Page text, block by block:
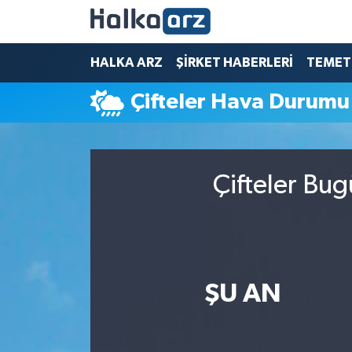
HALKA ARZ ŞİRKET HABERLERİ
Çifteler Hava Durumu
Çifteler
ŞU AN
HALKA ARZ
SERMAYE ARTIRIMI